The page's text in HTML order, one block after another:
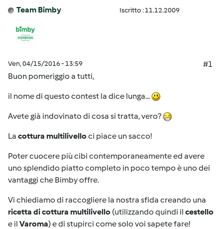
Team Bimby Iscritto : 11.12.2009
Ven, 04/15/2016 - 13:59
#1
Buon pomeriggio a tutti,
il nome di questo contest la dice lunga...
Avete già indovinato di cosa si tratta, vero?
La cottura multilivelloci piace un sacco!
Poter cuocere più cibi contemporaneamente ed avere
uno splendido piatto completo in poco tempo è uno dei
vantaggi che Bimby offre.
Vi chiediamo di raccogliere la nostra sfida creando una
ricetta di cottura multilivello (utilizzando quindi il cestello
e il Varoma) e di stupirci come solo voi sapete fare!